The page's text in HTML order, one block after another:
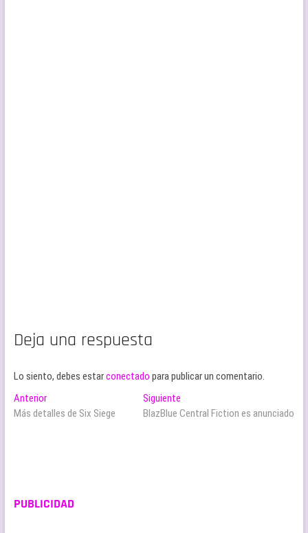
Deja una respuesta
Lo siento, debes estarconectado para publicar un comentario.
Navegación
de
AnteriorEntrada
anterior:
Más detalles de Six Siege
Siguiente
siguiente:
BlazBlue Central Fiction es anunciado
PUBLICIDAD